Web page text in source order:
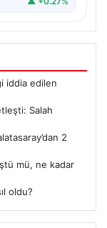
iddia edilen
Salah
2
mü, ne kadar
oldu?